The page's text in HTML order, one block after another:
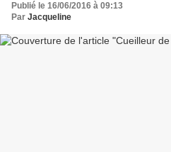
Publié le 16/06/2016 à 09:13
Par Jacqueline